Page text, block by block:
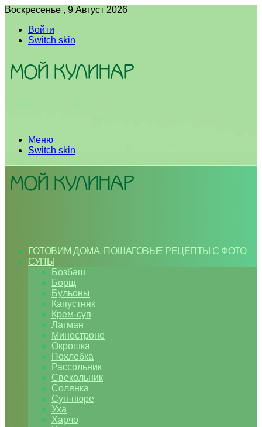
Воскресенье , 9 Август 2026
Войти
Switch skin
Меню
Switch skin
ГОТОВИМ ДОМА. ПОШАГОВЫЕ РЕЦЕПТЫ С ФОТО
СУПЫ
Бозбаш
Борщ
Бульоны
Капустняк
Крем-суп
Лагман
Минестроне
Окрошка
Похлебка
Рассольник
Свекольник
Солянка
Суп-пюре
Уха
Харчо